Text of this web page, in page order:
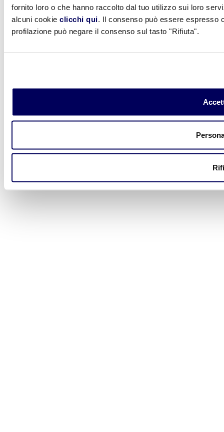
fornito loro o che hanno raccolto dal tuo utilizzo sui loro
alcuni cookie clicchi qui. Il consenso può essere espresso
profilazione può negare il consenso sul tasto "Rifiuta".